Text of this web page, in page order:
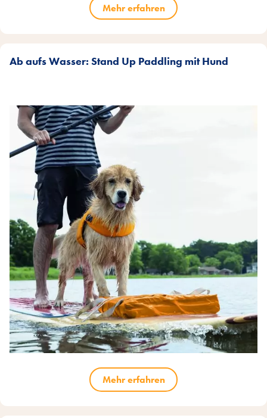
Mehr erfahren
Ab aufs Wasser: Stand Up Paddling mit Hund
Mehr erfahren